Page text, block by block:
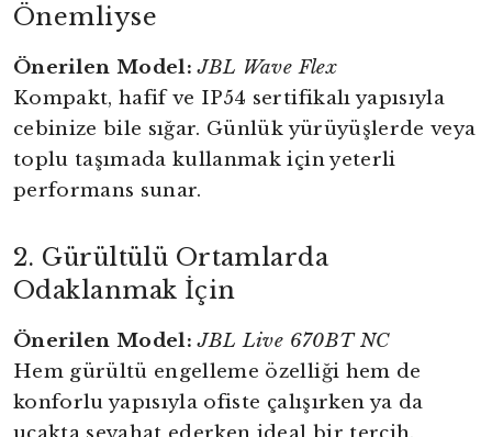
Önemliyse
Önerilen Model: JBL Wave Flex
Kompakt, hafif ve IP54 sertifikalı yapısıyla
cebinize bile sığar. Günlük yürüyüşlerde veya
toplu taşımada kullanmak için yeterli
performans sunar.
2. Gürültülü Ortamlarda
Odaklanmak İçin
Önerilen Model: JBL Live 670BT NC
Hem gürültü engelleme özelliği hem de
konforlu yapısıyla ofiste çalışırken ya da